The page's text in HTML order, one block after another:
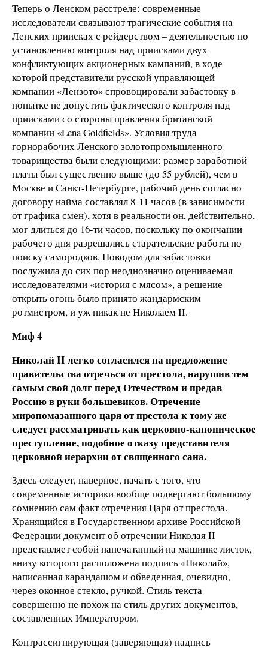
Теперь о Ленском расстреле: современные
исследователи связывают трагические события на
Ленских приисках с рейдерством – деятельностью по
установлению контроля над приисками двух
конфликтующих акционерных кампаний, в ходе
которой представители русской управляющей
компании «Лензото» спровоцировали забастовку в
попытке не допустить фактического контроля над
приисками со стороны правления британской
компании «Lena Goldfields». Условия труда
горнорабочих Ленского золотопромышленного
товарищества были следующими: размер заработной
платы был существенно выше (до 55 рублей), чем в
Москве и Санкт-Петербурге, рабочий день согласно
договору найма составлял 8-11 часов (в зависимости
от графика смен), хотя в реальности он, действительно,
мог длиться до 16-ти часов, поскольку по окончании
рабочего дня разрешались старательские работы по
поиску самородков. Поводом для забастовки
послужила до сих пор неоднозначно оцениваемая
исследователями «история с мясом», а решение
открыть огонь было принято жандармским
ротмистром, и уж никак не Николаем II.
Миф 4
Николай II легко согласился на предложение
правительства отречься от престола, нарушив тем
самым свой долг перед Отечеством и предав
Россию в руки большевиков. Отречение
миропомазанного царя от престола к тому же
следует рассматривать как церковно-каноническое
преступление, подобное отказу представителя
церковной иерархии от священного сана.
Здесь следует, наверное, начать с того, что
современные историки вообще подвергают большому
сомнению сам факт отречения Царя от престола.
Хранящийся в Государственном архиве Российской
Федерации документ об отречении Николая II
представляет собой напечатанный на машинке листок,
внизу которого расположена подпись «Николай»,
написанная карандашом и обведенная, очевидно,
через оконное стекло, ручкой. Стиль текста
совершенно не похож на стиль других документов,
составленных Императором.
Контрассигнирующая (заверяющая) надпись